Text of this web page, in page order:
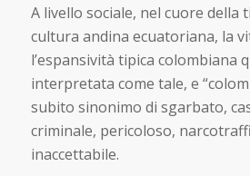
A livello sociale, nel cuore della
cultura andina ecuatoriana, la
l’espansività tipica colombiana
interpretata come tale, e
subito sinonimo di sgarbato,
criminale, pericoloso,
inaccettabile.